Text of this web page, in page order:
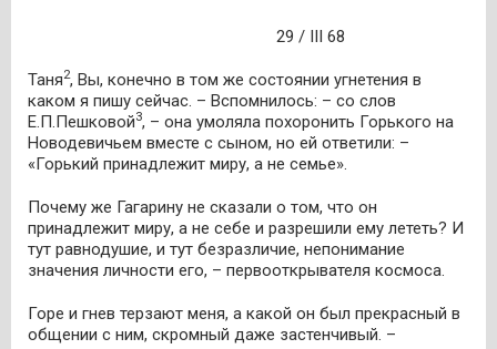
29 / III 68
Таня2, Вы, конечно в том же состоянии угнетения в
каком я пишу сейчас. – Вспомнилось: – со слов
Е.П.Пешковой3, – она умоляла похоронить Горького на
Новодевичьем вместе с сыном, но ей ответили: –
«Горький принадлежит миру, а не семье».
Почему же Гагарину не сказали о том, что он
принадлежит миру, а не себе и разрешили ему лететь? И
тут равнодушие, и тут безразличие, непонимание
значения личности его, – первооткрывателя космоса.
Горе и гнев терзают меня, а какой он был прекрасный в
общении с ним, скромный даже застенчивый. –